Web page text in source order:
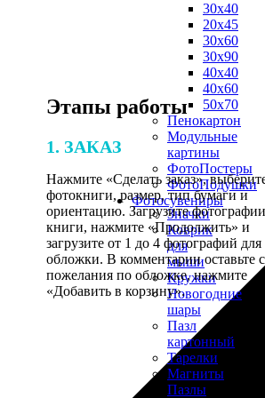
30х40
20х45
30х60
30х90
40х40
40х60
50х70
Пенокартон
Модульные
картины
ФотоПостеры
ФотоПодушки
Фотоcувениры
Значки
Коврик
для
мыши
Кружки
Новогодние
шары
Пазл
картонный
Тарелки
Магниты
Пазлы
Этапы работы
1. ЗАКАЗ
Нажмите «Сделать заказ»,
фотокниги, размер, тип бумаги и
ориентацию. Загрузите
книги, нажмите «Продолжить» и
загрузите от 1 до 4 фотографий для
обложки. В комментарии оставьте
пожелания по обложке, нажмите
«Добавить в корзину».